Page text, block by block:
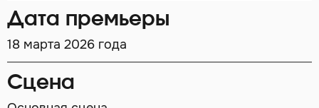
Дата премьеры
18 марта 2026 года
Сцена